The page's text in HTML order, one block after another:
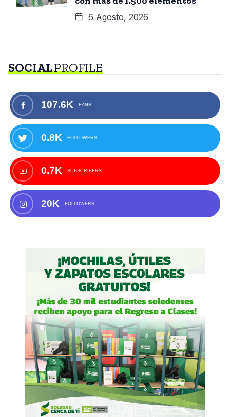
6 Agosto, 2026
SOCIALPROFILE
107.6K FANS
0.8K FOLLOWERS
0.7K SUBSCRIBERS
20K FOLLOWERS